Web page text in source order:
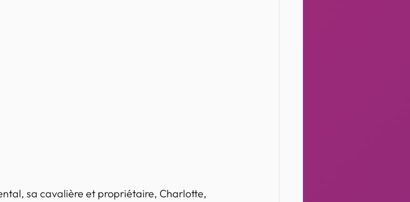
sa cavalière et propriétaire, Charlotte,